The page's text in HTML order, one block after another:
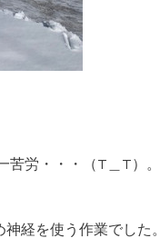
苦労・・・（T＿T）。
経を使う作業でした。